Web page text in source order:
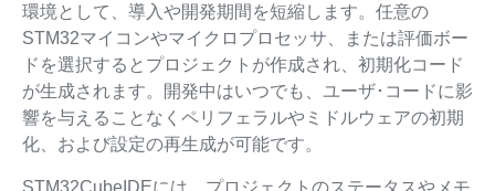
環境として、導入や開発期間を短縮します。任意の
STM32マイコンやマイクロプロセッサ、または評価ボー
ドを選択するとプロジェクトが作成され、初期化コード
が生成されます。開発中はいつでも、ユーザ･コードに影
響を与えることなくペリフェラルやミドルウェアの初期
化、および設定の再生成が可能です。